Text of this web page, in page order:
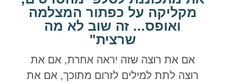
מקליקה על כפתור המצלמה
ואופס... זה שוב לא מה
שרצית"
אם את רוצה שזה יראה אחרת, אם את
רוצה לתת למילים לזרום מתוכך, אם את